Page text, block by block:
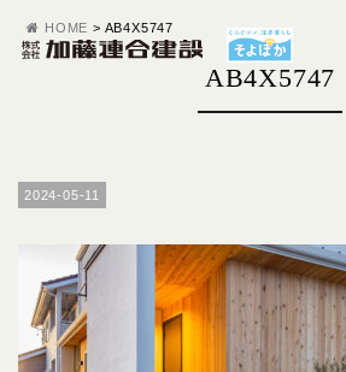
HOME > AB4X5747
AB4X5747
2024-05-11